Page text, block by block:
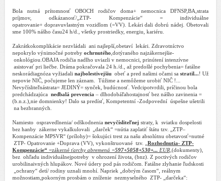
Bola nutná prítomnosť OBOCH rodičov doma+ nemocnica DFNSP,BA,strata
príjmov, odkázanosť/„ZTP- Kompenzácie“ = individuálne
opatrovanie+ dopravuvlastným vozidlom (=VV). Lekári dali dobrú nádej. Obetovali
sme 100% nášho času24 h/d., všetky prostriedky, energiu, kariéru.
Zakrátkokomplikácie nezvládali ani najlepší,obetaví lekári. Zdravotníctvo
nepokrylo výnimočné potreby ochrnutého ,dotýraného najzákernejšie-
onkológiou.OBAJA rodičia nadlho uviazli v nemocnici, prinútení intenzívne
asistovať pri liečbe. Dráma pokračovala 24 h./d., až predošlé pochybenia= fatálne
neskorádiagnóza vyžiadali najbolestivejšiu obeť a pred našimi očami sa stratil...! Už
nepovie NIČ, počujeme len záznam.
Túžime a nemôžeme urobiť NIČ !...
Nevyčísliteľnástrata= JEDINÝ= synček, budúcnosť. Vedcipotvrdili, príčinou bola
predchádzajúca
nedbalá prevencia – dlhodobáľahostajnosť bez nášho zavinenia =
(b.n.z.), nie domnienky! Dalo sa predísť, Kompetentní -Zodpovední úspešne ušetrili
na bezbranných.
Namiesto ospravedlnenia/ odškodnenia nevyčísliteľnej straty, k
sviatku dospelosti
bez hanby zákerne vykalkulovali „darček“ =nútia zaplatiť štátu tzv.
„ZTP–
Kompenzácie MPSVR“ (prílohy)= šokujúci trest za našu absolútnu obetavosť=nutné
ZTP- Opatrovanie +Doprava (VV), vykonštruované tzv. „ Rozhodnutia- ZTP-
Kompenzácie“ =zákerné ťarchy abremená =597+5058+530+... EUR, (dokumenty),
bez ohľadu individuálnejpotreby v ohrození života, (bnz). Z poctivých rodičov
urobilinaivných hlupákov. Nové údery pod pás rodičom. Fatálne zlyhanie ľudskosti
„ochrany“ detí/ rodiny uznali mnohí. Napriek „dobrým časom“, reálnym
možnostiam,pokorným prosbám o zníženie nezmyselného
ZTP- „darčeka“: